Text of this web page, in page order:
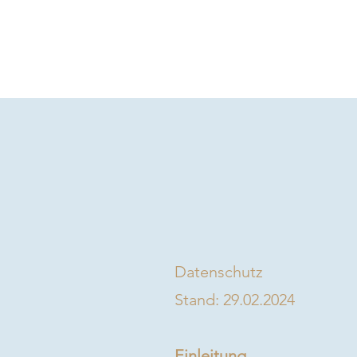
Datenschutz
Stand: 29.02.2024